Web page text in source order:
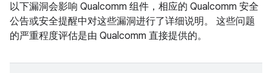
以下漏洞会影响 Qualcomm 组件，相应的 Qualcomm 安全
公告或安全提醒中对这些漏洞进行了详细说明。 这些问题
的严重程度评估是由 Qualcomm 直接提供的。